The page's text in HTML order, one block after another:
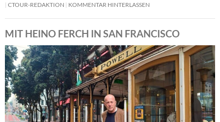
CTOUR-REDAKTION
KOMMENTAR HINTERLASSEN
MIT HEINO FERCH IN SAN FRANCISCO